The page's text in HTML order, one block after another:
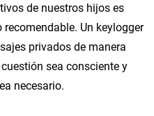
de nuestros hijos es
Un keylogger
privados de manera
sea consciente y
necesario.